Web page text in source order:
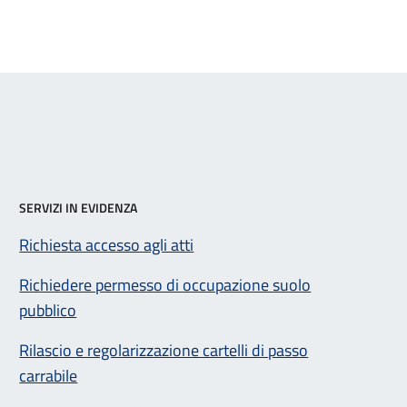
SERVIZI IN EVIDENZA
Richiesta accesso agli atti
Richiedere permesso di occupazione suolo
pubblico
Rilascio e regolarizzazione cartelli di passo
carrabile